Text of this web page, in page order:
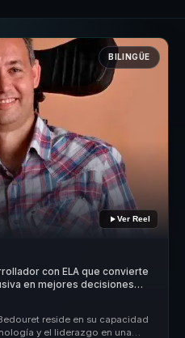
BILINGÜE
Ver Reel
con ELA que convierte
en mejores decisiones
reside en su capacidad
y el liderazgo en una